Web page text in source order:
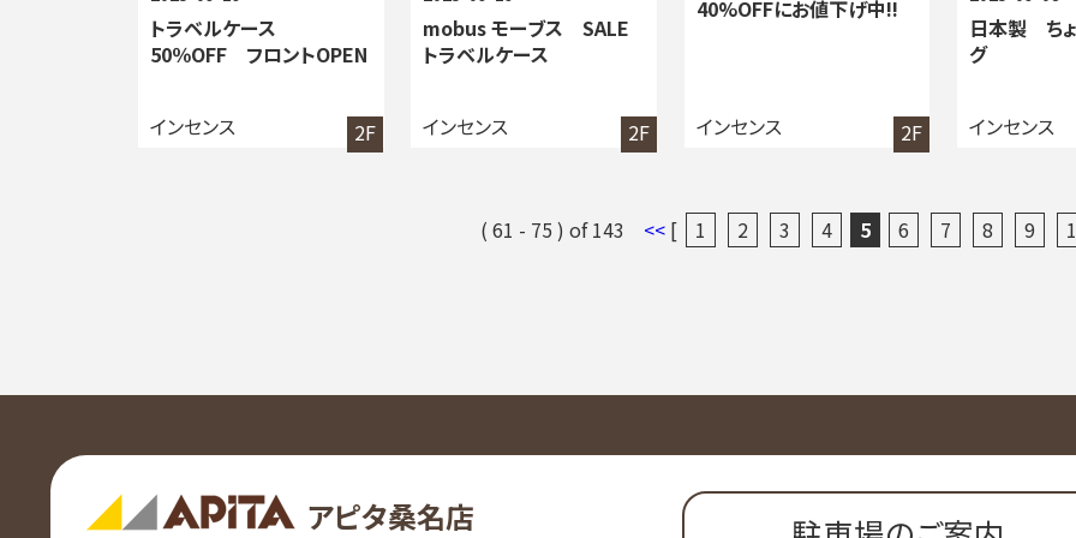
トラベルケース
50％OFF フロントOPEN
インセンス 2F
mobus モーブス SALE
トラベルケース
インセンス 2F
40%OFFにお値下げ中!!
インセンス 2F
日本製 ち
グ
インセンス
( 61 - 75 ) of 143 << [ 1 2 3 4 5 6 7 8 9
アピタ桑名店